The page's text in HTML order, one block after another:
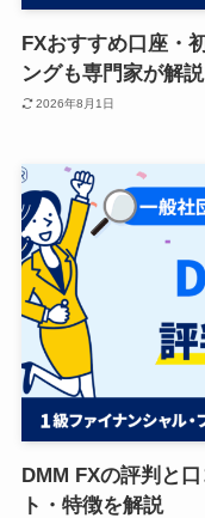
FXおすすめ口座・
ングも専門家が解説
2026年8月1日
DMM FXの評判と
ト・特徴を解説